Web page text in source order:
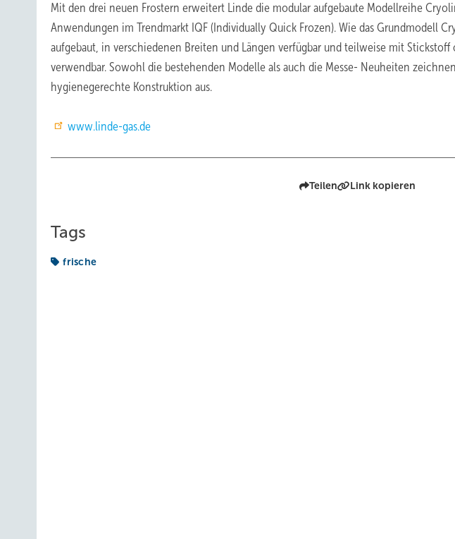
Mit den drei neuen Frostern erweitert Linde die modular aufgebaute Modellreihe
Anwendungen im Trendmarkt IQF (Individually Quick Frozen). Wie das Grundmodell
aufgebaut, in verschiedenen Breiten und Längen verfügbar und teilweise mit
verwendbar. Sowohl die bestehenden Modelle als auch die Messe- Neuheiten
hygienegerechte Konstruktion aus.
www.linde-gas.de
Teilen Link kopieren
Tags
frische